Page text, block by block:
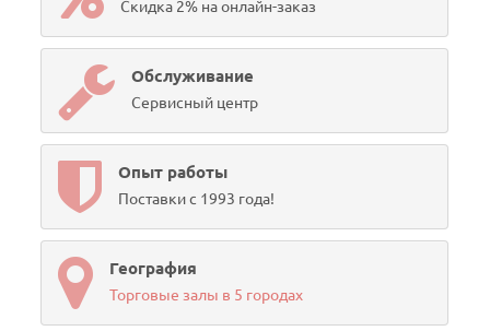
Скидка 2% на онлайн-заказ
Обслуживание
Сервисный центр
Опыт работы
Поставки с 1993 года!
География
Торговые залы в 5 городах